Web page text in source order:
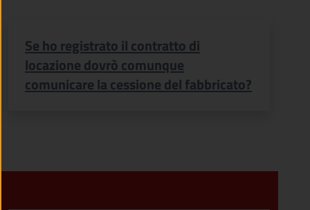
Se ho registrato il contratto di
locazione dovrò comunque
comunicare la cessione del fabbricato?